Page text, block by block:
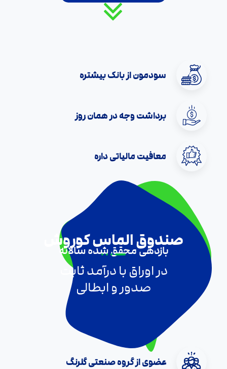
سودمون از بانک بیشتره
برداشت وجه در همان روز
معافیت مالیاتی داره
صندوق الماس کوروش
بازدهی محقق شده سالانه
در اوراق با درآمد ثابت
صدور و ابطالی
عضوی از گروه صنعتی گلرنگ